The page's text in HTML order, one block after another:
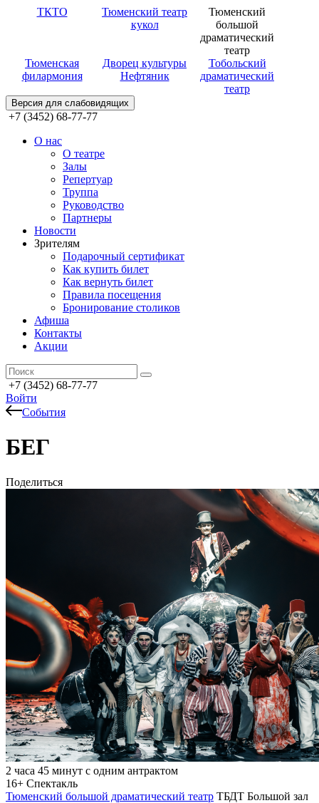
ТКТО
Тюменский театр
кукол
Тюменский
большой
драматический
театр
Тюменская
филармония
Дворец культуры
Нефтяник
Тобольский
драматический
театр
Версия для слабовидящих
+7 (3452) 68-77-77
О нас
О театре
Залы
Репертуар
Труппа
Руководство
Партнеры
Новости
Зрителям
Подарочный сертификат
Как купить билет
Как вернуть билет
Правила посещения
Бронирование столиков
Афиша
Контакты
Акции
+7 (3452) 68-77-77
Войти
События
БЕГ
Поделиться
2 часа 45 минут с одним антрактом
16+ Спектакль
Тюменский большой драматический театр ТБДТ Большой зал